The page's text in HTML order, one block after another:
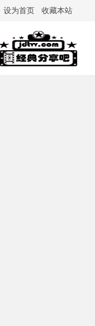
设为首页 收藏本站